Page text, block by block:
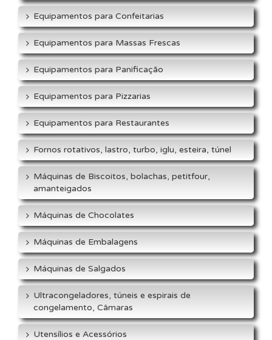
Equipamentos para Confeitarias
Equipamentos para Massas Frescas
Equipamentos para Panificação
Equipamentos para Pizzarias
Equipamentos para Restaurantes
Fornos rotativos, lastro, turbo, iglu, esteira, túnel
Máquinas de Biscoitos, bolachas, petitfour,
amanteigados
Máquinas de Chocolates
Máquinas de Embalagens
Máquinas de Salgados
Ultracongeladores, túneis e espirais de
congelamento, Câmaras
Utensílios e Acessórios